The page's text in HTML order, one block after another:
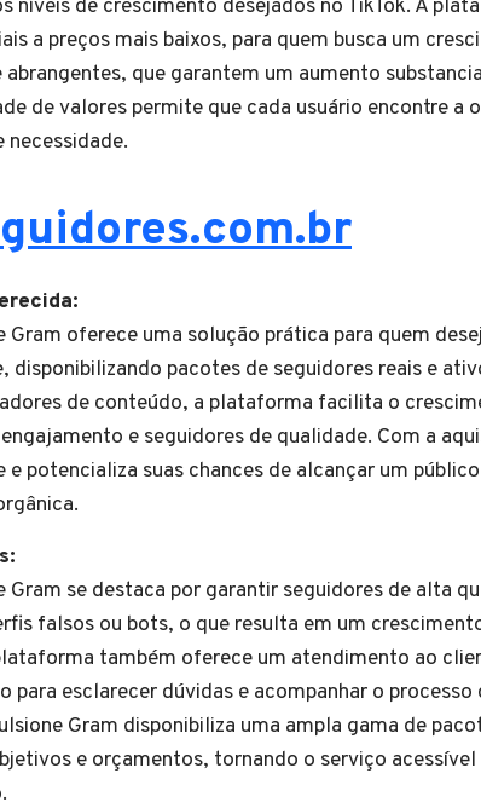
níveis de crescimento desejados no TikTok. A
a preços mais baixos, para quem busca um
que garantem um aumento
de valores permite que cada usuário encontre a
Gram oferece uma solução prática para quem
disponibilizando pacotes de seguidores reais e
de conteúdo, a plataforma facilita o
e seguidores de qualidade. Com a
e potencializa suas chances de alcançar um
Gram se destaca por garantir seguidores de alta
falsos ou bots, o que resulta em um
também oferece um atendimento ao
para esclarecer dúvidas e acompanhar o
Gram disponibiliza uma ampla gama de
e orçamentos, tornando o serviço